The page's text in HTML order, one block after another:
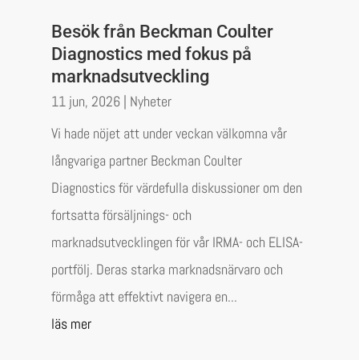
Besök från Beckman Coulter
Diagnostics med fokus på
marknadsutveckling
11 jun, 2026| Nyheter
Vi hade nöjet att under veckan välkomna vår
långvariga partner Beckman Coulter
Diagnostics för värdefulla diskussioner om den
fortsatta försäljnings- och
marknadsutvecklingen för vår IRMA- och ELISA-
portfölj. Deras starka marknadsnärvaro och
förmåga att effektivt navigera en...
läs mer